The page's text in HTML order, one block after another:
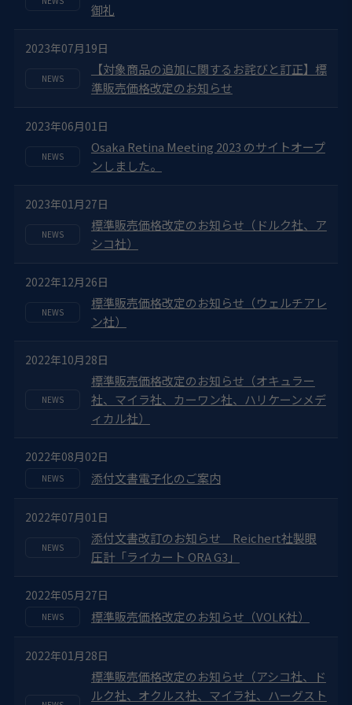
御礼
2023年07月19日
【対象商品の追加に関するお詫びと訂正】標
準販売価格改定のお知らせ
2023年06月01日
Osaka Retina Meeting 2023 のサイトオープ
ンしました。
2023年01月27日
標準販売価格改定のお知らせ（ドルク社、ア
シコ社）
2022年12月26日
標準販売価格改定のお知らせ（ウェルチアレ
ン社）
2022年10月28日
標準販売価格改定のお知らせ（オキュラー
社、マイラ社、カーワン社、ハリケーンメデ
ィカル社）
2022年08月02日
添付文書電子化のご案内
2022年07月01日
添付文書改訂のお知らせ Reichert社製眼
圧計「ライカート ORA G3」
2022年05月27日
標準販売価格改定のお知らせ（VOLK社）
2022年01月28日
標準販売価格改定のお知らせ（アシコ社、ド
ルク社、オクルス社、マイラ社、ハーグスト